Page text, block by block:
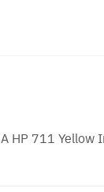
HP 711 Yellow